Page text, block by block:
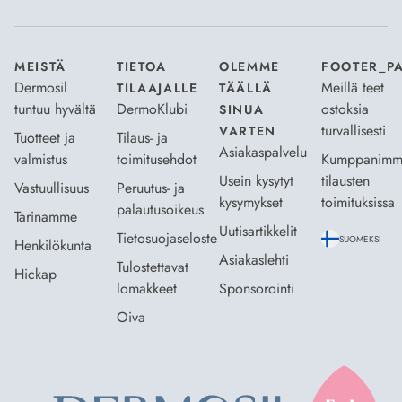
MEISTÄ
Dermosil
tuntuu hyvältä
Tuotteet ja
valmistus
Vastuullisuus
Tarinamme
Henkilökunta
Hickap
TIETOA
TILAAJALLE
DermoKlubi
Tilaus- ja
toimitusehdot
Peruutus- ja
palautusoikeus
Tietosuojaseloste
Tulostettavat
lomakkeet
Oiva
OLEMME
TÄÄLLÄ
SINUA
VARTEN
Asiakaspalvelu
Usein kysytyt
kysymykset
Uutisartikkelit
Asiakaslehti
Sponsorointi
Meillä teet
ostoksia
turvallisesti
tilausten
toimituksissa
SUOMEKSI